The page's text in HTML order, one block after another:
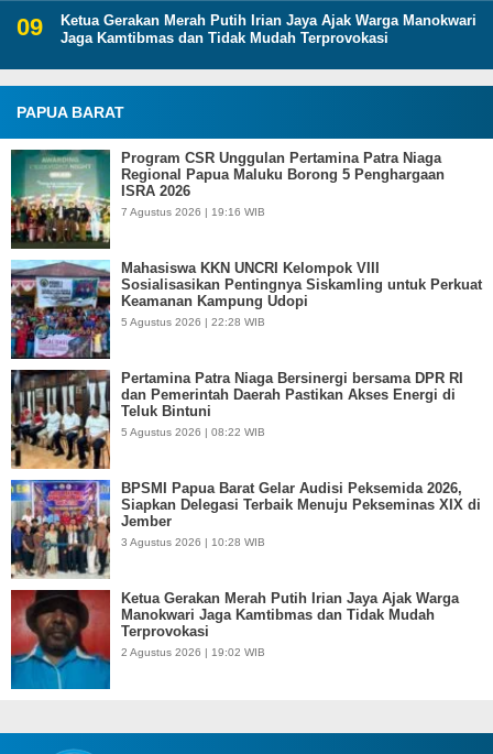
Ketua Gerakan Merah Putih Irian Jaya Ajak Warga Manokwari
Jaga Kamtibmas dan Tidak Mudah Terprovokasi
PAPUA BARAT
Program CSR Unggulan Pertamina Patra Niaga
Regional Papua Maluku Borong 5 Penghargaan
ISRA 2026
7 Agustus 2026 | 19:16 WIB
Mahasiswa KKN UNCRI Kelompok VIII
Sosialisasikan Pentingnya Siskamling untuk Perkuat
Keamanan Kampung Udopi
5 Agustus 2026 | 22:28 WIB
Pertamina Patra Niaga Bersinergi bersama DPR RI
dan Pemerintah Daerah Pastikan Akses Energi di
Teluk Bintuni
5 Agustus 2026 | 08:22 WIB
BPSMI Papua Barat Gelar Audisi Peksemida 2026,
Siapkan Delegasi Terbaik Menuju Pekseminas XIX di
Jember
3 Agustus 2026 | 10:28 WIB
Ketua Gerakan Merah Putih Irian Jaya Ajak Warga
Manokwari Jaga Kamtibmas dan Tidak Mudah
Terprovokasi
2 Agustus 2026 | 19:02 WIB